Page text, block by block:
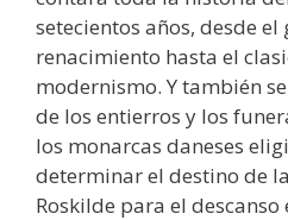
setecientos años, desde el
renacimiento hasta el
modernismo. Y también
de los entierros y los
los monarcas daneses
determinar el destino de
Roskilde para el descanso